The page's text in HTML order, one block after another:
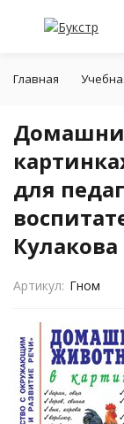
Главная
для
Кулакова
Артикул: Гном